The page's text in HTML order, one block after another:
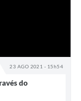
23 AGO 2021 - 15h54
do